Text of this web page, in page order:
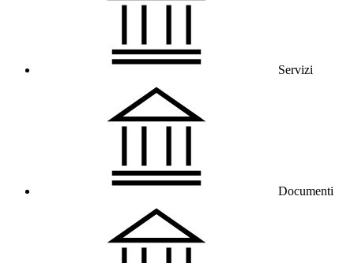
Servizi
Documenti